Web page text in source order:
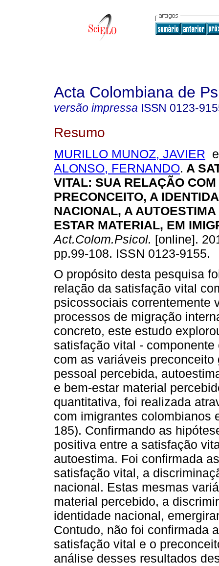
Acta Colombiana de
versão impressa ISSN 0123-
Resumo
MURILLO MUNOZ, JAVIER
ALONSO, FERNANDO. A
VITAL: SUA RELAÇÃO COM
PRECONCEITO, A
NACIONAL, A
ESTAR MATERIAL, EM
Act.Colom.Psicol. [online].
pp.99-108. ISSN 0123-9155.
O propósito desta pesquisa
relação da satisfação vital
psicossociais correntemente
processos de migração
concreto, este estudo
satisfação vital -
com as variáveis
pessoal percebida,
e bem-estar material
quantitativa, foi realizada
com imigrantes colombianos
185). Confirmando as
positiva entre a satisfação
autoestima. Foi confirmada
satisfação vital, a
nacional. Estas mesmas
material percebido, a
identidade nacional,
Contudo, não foi confirmada
satisfação vital e o
análise desses resultados